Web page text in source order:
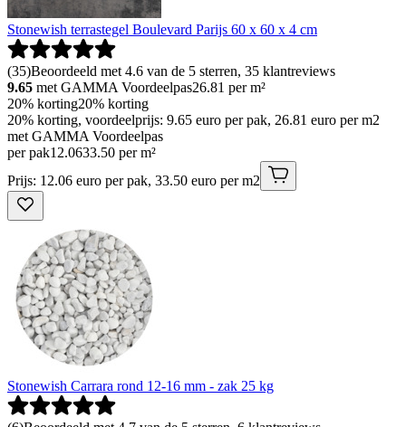
Stonewish terrastegel Boulevard Parijs 60 x 60 x 4 cm
(35)Beoordeeld met 4.6 van de 5 sterren, 35 klantreviews
9.65 met GAMMA Voordeelpas26.81 per m²
20% korting20% korting
20% korting, voordeelprijs: 9.65 euro per pak, 26.81 euro per m2
met GAMMA Voordeelpas
per pak12.0633.50 per m²
Prijs: 12.06 euro per pak, 33.50 euro per m2
Stonewish Carrara rond 12-16 mm - zak 25 kg